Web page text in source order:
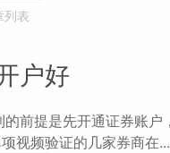
列表
户好
前提是先开通证券账
视频验证的几家券商在...